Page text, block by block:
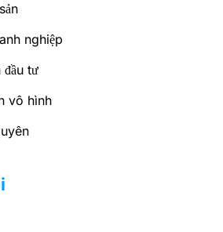
nghiệp
tư
vô hình